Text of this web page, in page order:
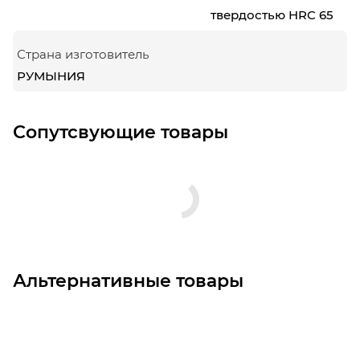
твердостью HRC 65
Страна изготовитель
РУМЫНИЯ
Сопутсвующие товары
Альтернативные товары